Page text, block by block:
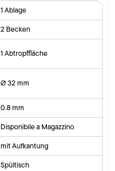
1 Ablage
2 Becken
1 Abtropffläche
Ø 32 mm
0.8 mm
Disponibile a Magazzino
mit Aufkantung
Spültisch